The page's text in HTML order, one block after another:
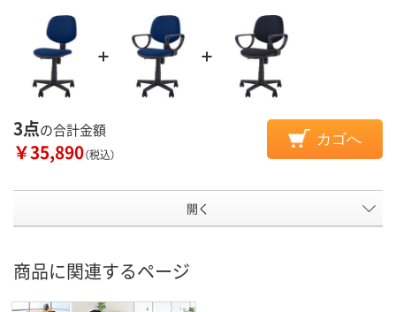
3点の合計金額
￥35,890（税込）
カゴへ
開く
商品に関連するページ